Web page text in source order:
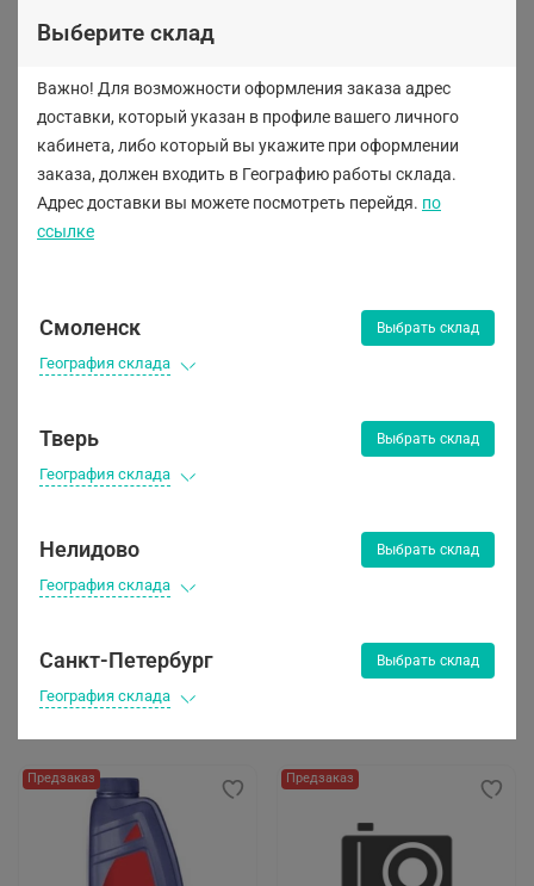
LUXЕ
Предзаказ
арт.30237
В наличии -0 Нет в наличии
LIFE G11 (зеленый) 10кг
Предзаказ Предзаказ
Выберите склад
Важно! Для возможности оформления заказа адрес
доставки, который указан в профиле вашего личного
кабинета, либо который вы укажите при оформлении
заказа, должен входить в Географию работы склада.
Адрес доставки вы можете посмотреть перейдя. по
ссылке
Смоленск Выбрать склад
География склада
Тверь Выбрать склад
География склада
Нелидово Выбрать склад
География склада
Санкт-Петербург Выбрать склад
География склада